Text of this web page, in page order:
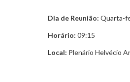
Dia de Reunião: Quarta-
Horário: 09:15
Local: Plenário Helvécio